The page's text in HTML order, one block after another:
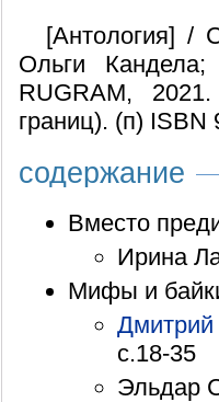
[Антология] /
Ольги
RUGRAM,
границ). (п) ISBN
содержание
Вместо
Ирина
Мифы и
Дмитрий
с.18-35
Эльдар